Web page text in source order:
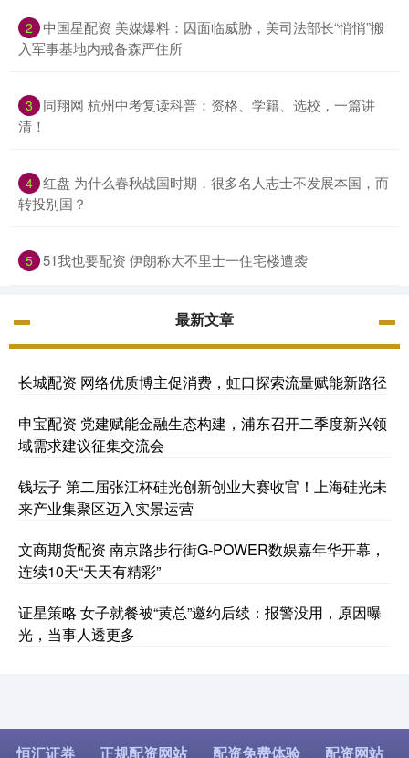
2 中国星配资 美媒爆料：因面临威胁，美司法部长“悄悄”搬
入军事基地内戒备森严住所
3
同翔网 杭州中考复读科普：资格、学籍、选校，一篇讲
清！
4 红盘 为什么春秋战国时期，很多名人志士不发展本国，而
转投别国？
5 51我也要配资 伊朗称大不里士一住宅楼遭袭
最新文章
长城配资 网络优质博主促消费，虹口探索流量赋能新路径
申宝配资 党建赋能金融生态构建，浦东召开二季度新兴领
域需求建议征集交流会
钱坛子 第二届张江杯硅光创新创业大赛收官！上海硅光未
来产业集聚区迈入实景运营
文商期货配资 南京路步行街G-POWER数娱嘉年华开幕，
连续10天“天天有精彩”
证星策略 女子就餐被“黄总”邀约后续：报警没用，原因曝
光，当事人透更多
恒汇证券 正规配资网站 配资免费体验 配资网站